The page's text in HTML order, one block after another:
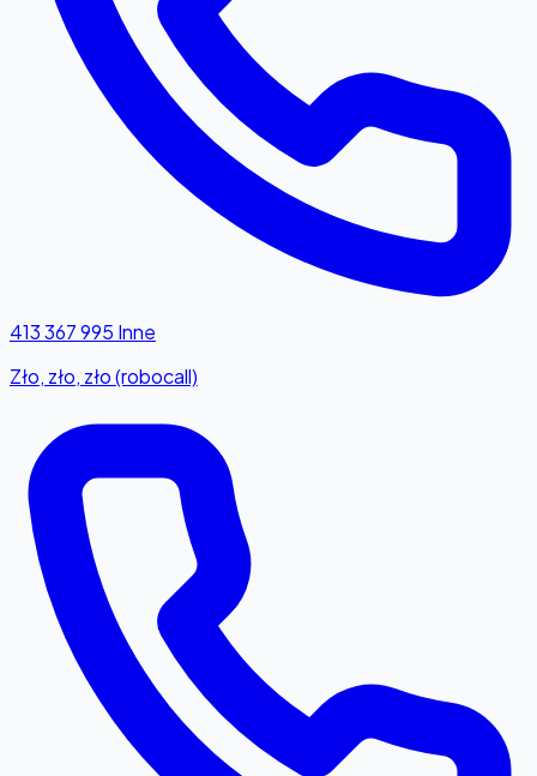
413 367 995 Inne
Zło, zło, zło (robocall)